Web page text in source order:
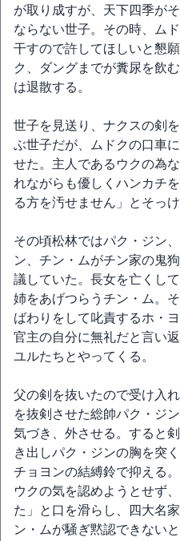
が取り成すが、天下四季が
ならない世子。その時、ム
干すので許してほしいと懇
ク、ダングまでが糞尿を飲
は退散する。
世子を見送り、ナクスの剣
ぶ世子だが、ムドクの口車
せた。主人であるウクの為
れながらも優しくハンカチ
る方を汚せません」とそっ
その頃松林ではパク・ジン
ン、チン・ムがチン家の鬼
議していた。長女を亡くし
姉をあげつらうチン・ム。
ばわりをして叱責するホ・
官主の自分に無礼だと言い
ユルたちとやってくる。
父の剣を抜いたので受け入
を抜剣させた総帥パク・ジ
気づき、外させる。すると
き出しパク・ジンの胸を突
チョヨンの結縛鈴で抑える
ウクの気を認めようとせず
た」と口を滑らし、四大名
ン・ムが騒ぎ黙認できない